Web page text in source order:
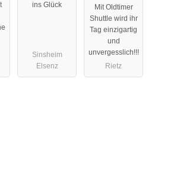
ins Glück
Sinsheim
Elsenz
Mit Oldtimer
Shuttle wird ihr
Tag einzigartig
und
unvergesslich!!!
Rietz